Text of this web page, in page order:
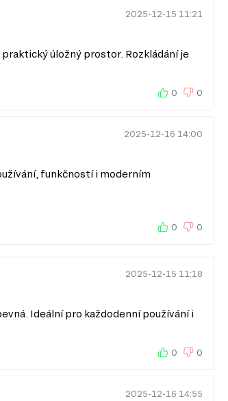
2025-12-15 11:21
úložný prostor. Rozkládání je
0 0
2025-12-16 14:00
funkčností i moderním
0 0
2025-12-15 11:18
Ideální pro každodenní používání i
0 0
2025-12-16 14:55